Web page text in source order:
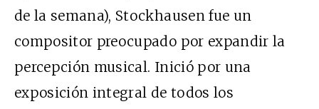
de la semana), Stockhausen fue un
compositor preocupado por expandir la
percepción musical. Inició por una
exposición integral de todos los